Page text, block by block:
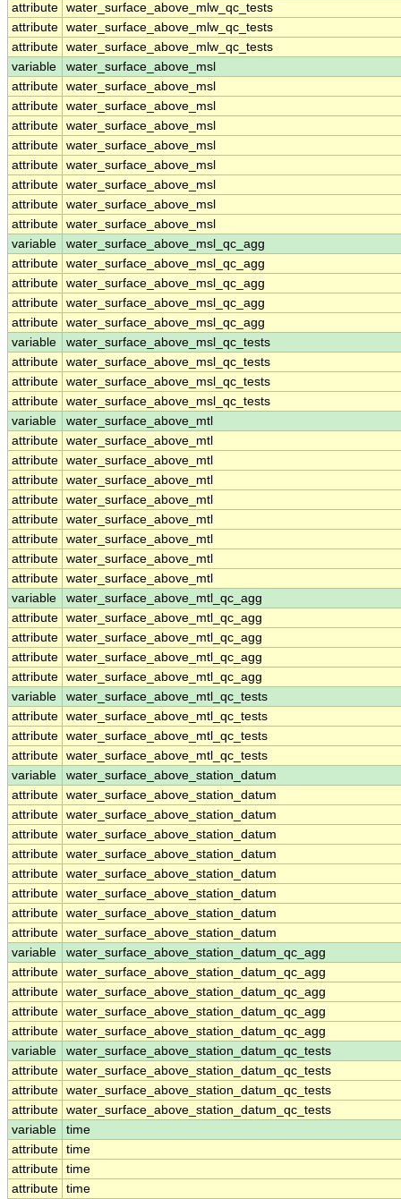
attribute water_surface_above_mlw_qc_tests
attribute water_surface_above_mlw_qc_tests
attribute water_surface_above_mlw_qc_tests
variable
water_surface_above_msl
attribute water_surface_above_msl
attribute water_surface_above_msl
attribute water_surface_above_msl
attribute water_surface_above_msl
attribute water_surface_above_msl
attribute water_surface_above_msl
attribute water_surface_above_msl
attribute water_surface_above_msl
variable
water_surface_above_msl_qc_agg
attribute water_surface_above_msl_qc_agg
attribute water_surface_above_msl_qc_agg
attribute water_surface_above_msl_qc_agg
attribute water_surface_above_msl_qc_agg
variable
water_surface_above_msl_qc_tests
attribute water_surface_above_msl_qc_tests
attribute water_surface_above_msl_qc_tests
attribute water_surface_above_msl_qc_tests
variable
water_surface_above_mtl
attribute water_surface_above_mtl
attribute water_surface_above_mtl
attribute water_surface_above_mtl
attribute water_surface_above_mtl
attribute water_surface_above_mtl
attribute water_surface_above_mtl
attribute water_surface_above_mtl
attribute water_surface_above_mtl
variable
water_surface_above_mtl_qc_agg
attribute water_surface_above_mtl_qc_agg
attribute water_surface_above_mtl_qc_agg
attribute water_surface_above_mtl_qc_agg
attribute water_surface_above_mtl_qc_agg
variable
water_surface_above_mtl_qc_tests
attribute water_surface_above_mtl_qc_tests
attribute water_surface_above_mtl_qc_tests
attribute water_surface_above_mtl_qc_tests
variable
water_surface_above_station_datum
attribute water_surface_above_station_datum
attribute water_surface_above_station_datum
attribute water_surface_above_station_datum
attribute water_surface_above_station_datum
attribute water_surface_above_station_datum
attribute water_surface_above_station_datum
attribute water_surface_above_station_datum
attribute water_surface_above_station_datum
variable
water_surface_above_station_datum_qc_agg
attribute water_surface_above_station_datum_qc_agg
attribute water_surface_above_station_datum_qc_agg
attribute water_surface_above_station_datum_qc_agg
attribute water_surface_above_station_datum_qc_agg
variable
water_surface_above_station_datum_qc_tests
attribute water_surface_above_station_datum_qc_tests
attribute water_surface_above_station_datum_qc_tests
attribute water_surface_above_station_datum_qc_tests
variable
time
attribute time
attribute time
attribute time